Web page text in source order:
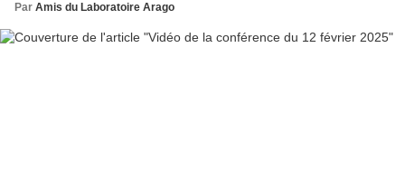
Par Amis du Laboratoire Arago